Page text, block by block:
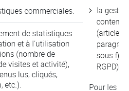
la
(article 6,
sous f)
RGPD).
Pour les
commerciales.
de statistiques
et à l’utilisation
(nombre de
visites et activité),
lus, cliqués,
etc.).